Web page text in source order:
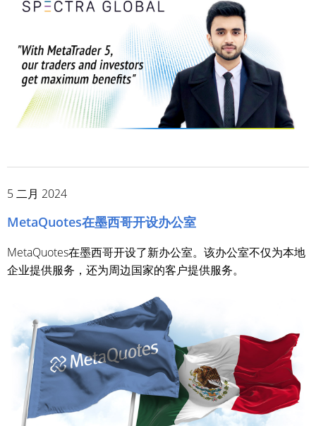
5 二月 2024
MetaQuotes在墨西哥开设办公室
MetaQuotes在墨西哥开设了新办公室。该办公室不仅为本地
企业提供服务，还为周边国家的客户提供服务。